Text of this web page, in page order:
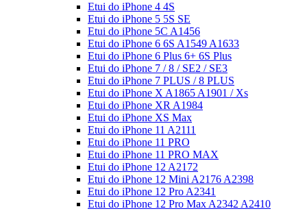
Etui do iPhone 4 4S
Etui do iPhone 5 5S SE
Etui do iPhone 5C A1456
Etui do iPhone 6 6S A1549 A1633
Etui do iPhone 6 Plus 6+ 6S Plus
Etui do iPhone 7 / 8 / SE2 / SE3
Etui do iPhone 7 PLUS / 8 PLUS
Etui do iPhone X A1865 A1901 / Xs
Etui do iPhone XR A1984
Etui do iPhone XS Max
Etui do iPhone 11 A2111
Etui do iPhone 11 PRO
Etui do iPhone 11 PRO MAX
Etui do iPhone 12 A2172
Etui do iPhone 12 Mini A2176 A2398
Etui do iPhone 12 Pro A2341
Etui do iPhone 12 Pro Max A2342 A2410